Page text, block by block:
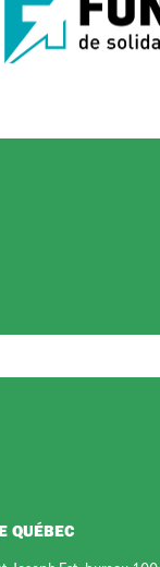
QUÉBEC